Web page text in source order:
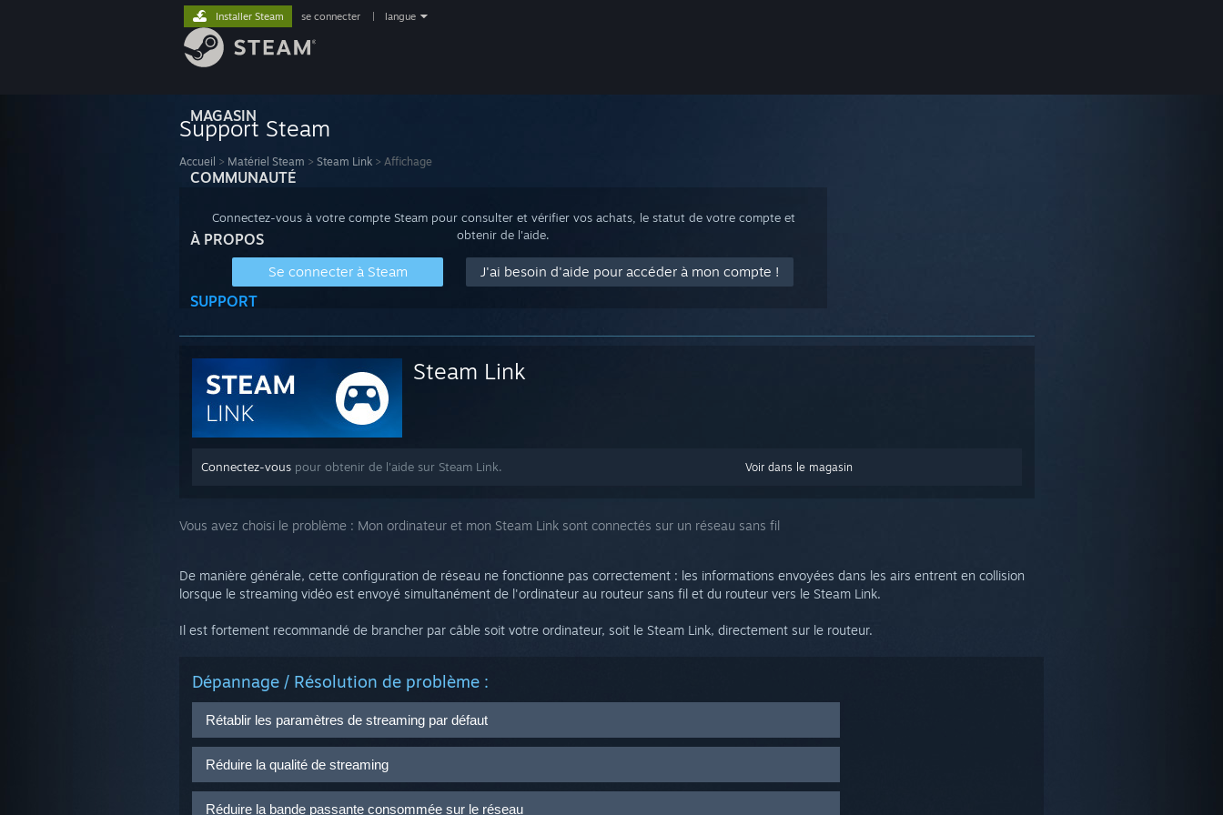
MAGASIN
COMMUNAUTÉ
À PROPOS
SUPPORT
Installer Steam se connecter langue
Support Steam
Accueil > Matériel Steam > Steam Link > Affichage
Connectez-vous à votre compte Steam pour consulter et vérifier vos achats, le statut de votre compte et
obtenir de l'aide.
Se connecter à Steam J'ai besoin d'aide pour accéder à mon compte !
Steam Link
Voir dans le magasin
Connectez-vous pour obtenir de l'aide sur Steam Link.
Vous avez choisi le problème : Mon ordinateur et mon Steam Link sont connectés sur un réseau sans fil
De manière générale, cette configuration de réseau ne fonctionne pas correctement : les informations envoyées dans les airs entrent en collision
lorsque le streaming vidéo est envoyé simultanément de l'ordinateur au routeur sans fil et du routeur vers le Steam Link.
Il est fortement recommandé de brancher par câble soit votre ordinateur, soit le Steam Link, directement sur le routeur.
Dépannage / Résolution de problème :
Rétablir les paramètres de streaming par défaut
Réinitialiser(Y).
* Cette option n'apparait que sur la version bêta du Steam Link - vous pouvez passer à la version bêta depuis
Réduire la qualité de streaming
Réduire la bande passante consommée sur le réseau